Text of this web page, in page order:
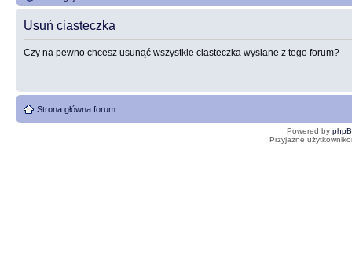
Usuń ciasteczka
Czy na pewno chcesz usunąć wszystkie ciasteczka wysłane z tego forum?
Strona główna forum
Powered by
Przyjazne